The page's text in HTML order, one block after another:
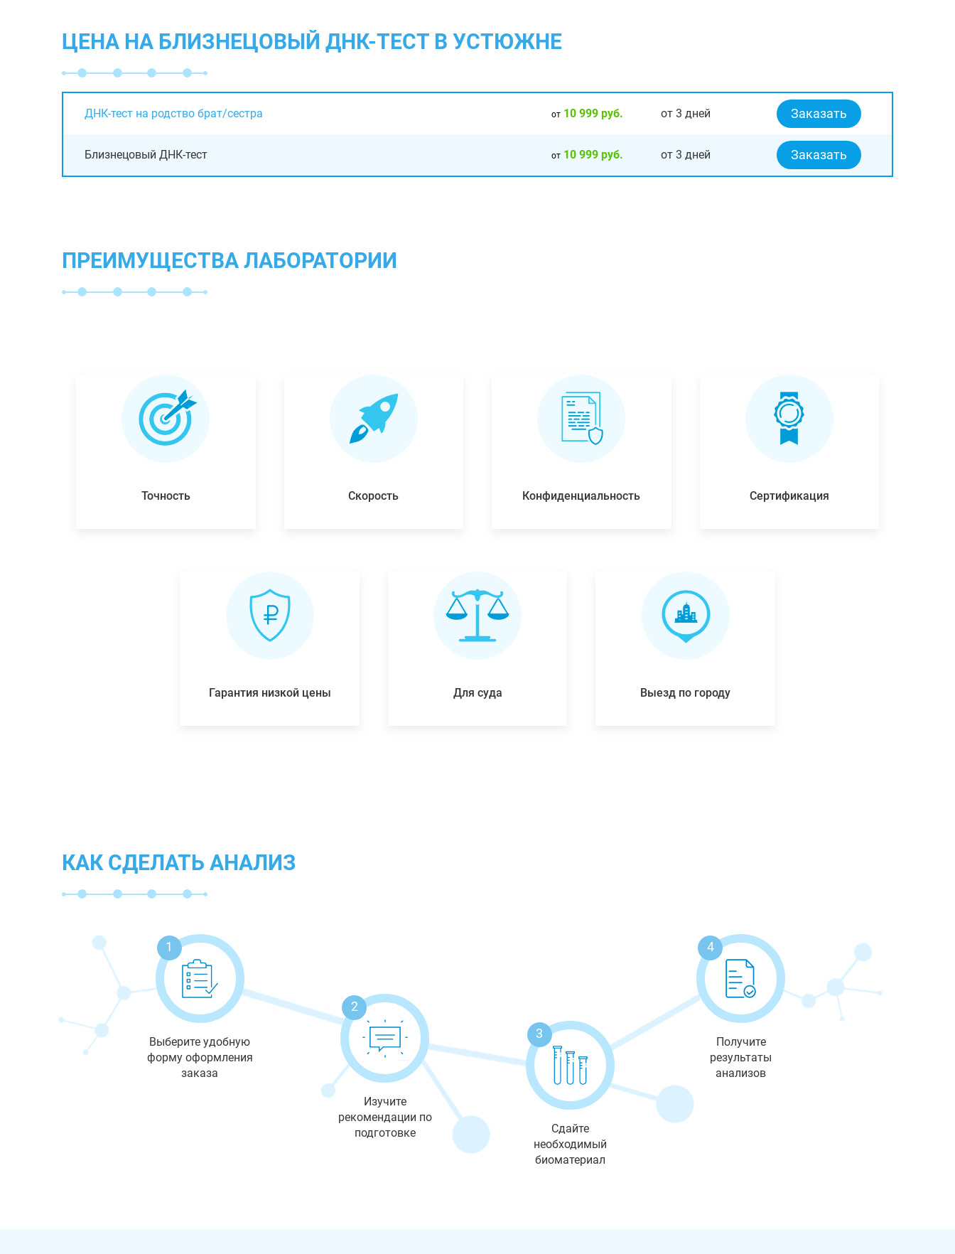
ЦЕНА НА БЛИЗНЕЦОВЫЙ ДНК-ТЕСТ В УСТЮЖНЕ
ДНК-тест на родство брат/сестра от10 999 руб. от 3 дней Заказать
Близнецовый ДНК-тест от10 999 руб. от 3 дней Заказать
ПРЕИМУЩЕСТВА ЛАБОРАТОРИИ
Точность Скорость Конфиденциальность Сертификация
Гарантия низкой цены Для суда Выезд по городу
КАК СДЕЛАТЬ АНАЛИЗ
1
Выберите удобную
форму оформления
заказа
2
Изучите
рекомендации по
подготовке
3
Сдайте
необходимый
биоматериал
4
Получите
результаты
анализов